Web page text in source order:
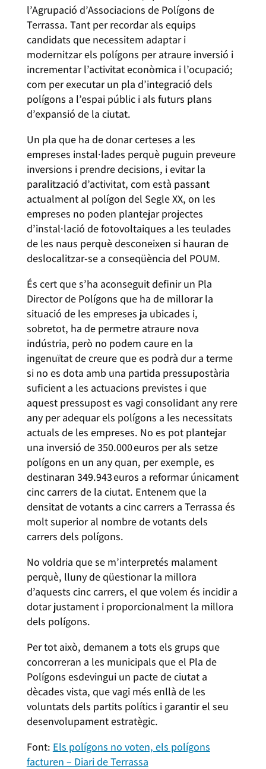
l’Agrupació d’Associacions de Polígons de
Terrassa. Tant per recordar als equips
candidats que necessitem adaptar i
modernitzar els polígons per atraure inversió i
incrementar l’activitat econòmica i l’ocupació;
com per executar un pla d’integració dels
polígons a l’espai públic i als futurs plans
d’expansió de la ciutat.
Un pla que ha de donar certeses a les
empreses instal·lades perquè puguin preveure
inversions i prendre decisions, i evitar la
paralització d’activitat, com està passant
actualment al polígon del Segle XX, on les
empreses no poden plantejar projectes
d’instal·lació de fotovoltaiques a les teulades
de les naus perquè desconeixen si hauran de
deslocalitzar-se a conseqüència del POUM.
És cert que s’ha aconseguit definir un Pla
Director de Polígons que ha de millorar la
situació de les empreses ja ubicades i,
sobretot, ha de permetre atraure nova
indústria, però no podem caure en la
ingenuïtat de creure que es podrà dur a terme
si no es dota amb una partida pressupostària
suficient a les actuacions previstes i que
aquest pressupost es vagi consolidant any rere
any per adequar els polígons a les necessitats
actuals de les empreses. No es pot plantejar
una inversió de 350.000 euros per als setze
polígons en un any quan, per exemple, es
destinaran 349.943 euros a reformar únicament
cinc carrers de la ciutat. Entenem que la
densitat de votants a cinc carrers a Terrassa és
molt superior al nombre de votants dels
carrers dels polígons.
No voldria que se m’interpretés malament
perquè, lluny de qüestionar la millora
d’aquests cinc carrers, el que volem és incidir a
dotar justament i proporcionalment la millora
dels polígons.
Per tot això, demanem a tots els grups que
concorreran a les municipals que el Pla de
Polígons esdevingui un pacte de ciutat a
dècades vista, que vagi més enllà de les
voluntats dels partits polítics i garantir el seu
desenvolupament estratègic.
Font: Els polígons no voten, els polígons
facturen – Diari de Terrassa